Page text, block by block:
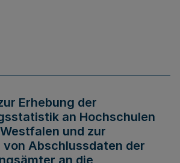
Erhebung der
an Hochschulen
und zur
Abschlussdaten der
an die